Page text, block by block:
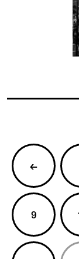
←
9